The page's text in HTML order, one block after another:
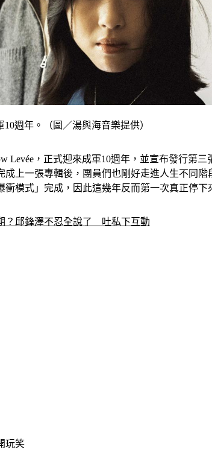
週年。（圖／湯與海音樂提供）
Levée，正式迎來成軍10週年，並宣布發行第
成上一張專輯後，團員們也剛好走進人生不同
模式」完成，因此這幾年反而第一次真正停下
？邱鋒澤不忍全說了　吐私下互動
玩笑